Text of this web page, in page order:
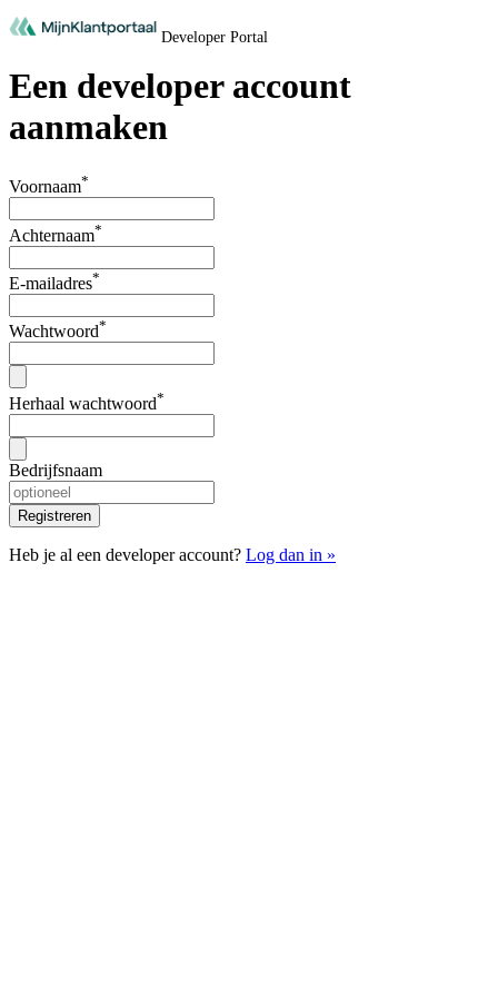
Developer Portal
Een developer account
aanmaken
Voornaam*
Achternaam*
E-mailadres*
Wachtwoord*
Herhaal wachtwoord*
Bedrijfsnaam
Registreren
Heb je al een developer account? Log dan in »